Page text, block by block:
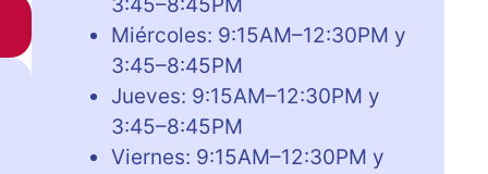
Miércoles: 9:15AM–12:30PM y
3:45–8:45PM
Jueves: 9:15AM–12:30PM y
3:45–8:45PM
Viernes: 9:15AM–12:30PM y